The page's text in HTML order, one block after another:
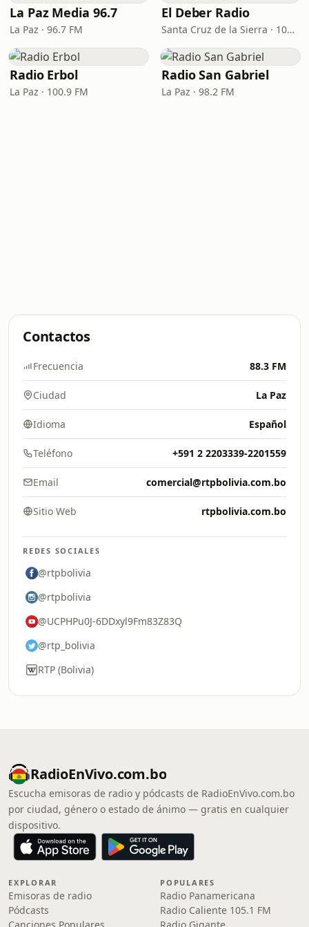
La Paz Media 96.7
La Paz · 96.7 FM
El Deber Radio
Santa Cruz de la Sierra · 103.3 FM
Radio Erbol
La Paz · 100.9 FM
Radio San Gabriel
La Paz · 98.2 FM
Contactos
Frecuencia 88.3 FM
Ciudad La Paz
Idioma Español
Teléfono +591 2 2203339-2201559
Email comercial@rtpbolivia.com.bo
Sitio Web rtpbolivia.com.bo
REDES SOCIALES
@rtpbolivia
@rtpbolivia
@UCPHPu0J-6DDxyl9Fm83Z83Q
@rtp_bolivia
RTP (Bolivia)
RadioEnVivo.com.bo
Escucha emisoras de radio y pódcasts de RadioEnVivo.com.bo
por ciudad, género o estado de ánimo — gratis en cualquier
dispositivo.
EXPLORAR
Emisoras de radio
Pódcasts
POPULARES
Radio Panamericana
Radio Caliente 105.1 FM